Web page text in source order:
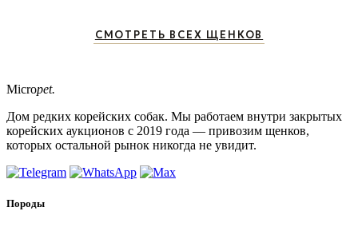
СМОТРЕТЬ ВСЕХ ЩЕНКОВ
Micropet.
Дом редких корейских собак. Мы работаем внутри закрытых
корейских аукционов с 2019 года — привозим щенков,
которых остальной рынок никогда не увидит.
Породы